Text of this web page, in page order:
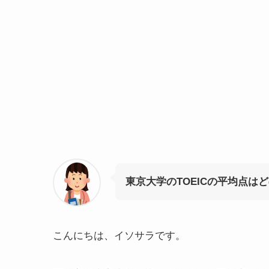
東京大学のTOEICの平均点は
こんにちは、イソサラです。